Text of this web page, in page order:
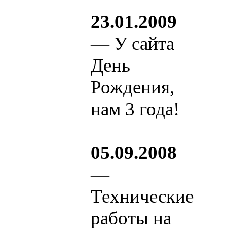
23.01.2009
— У сайта
День
Рождения,
нам 3 года!
05.09.2008
—
Технические
работы на